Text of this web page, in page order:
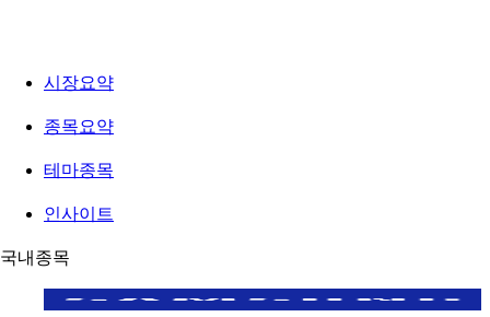
시장요약
종목요약
테마종목
인사이트
국내종목